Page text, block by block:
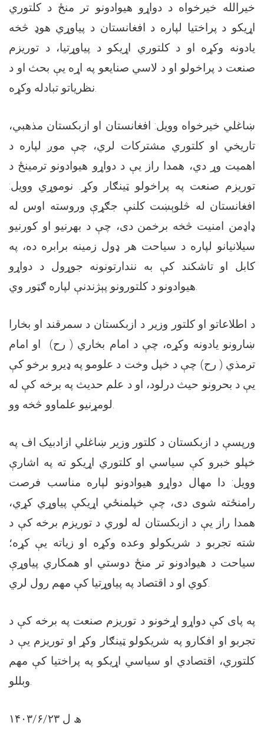
خیرالله خیرخواه د دواړو هيوادونو تر منځ د کلتوري
اړيکو د پراختيا لپاره د افغانستان د پياوړي هوډ څخه
يادونه وکړه او د کلتوري اړيکو د پياوړتيا، د توريزم
صنعت د پراخولو او د لاسي صنایعو په اړه يې بحث او د
نظرياتو تبادله وکړه.
ښاغلي خيرخواه وويل: افغانستان او ازبکستان مذهبي،
تاريخي او کلتوري مشترکات لري، چې موږ لپاره د
اهميت وړ دي، همدا راز يې د دواړو هيوادونو ترمينځ د
توريزم صنعت په پراخولو ټينګار وکړ. نوموړي وويل:
افغانستان له څلوېښت کلنې جګړې وروسته اوس له
ډاډمن امنيت څخه برخمن دی، چې د بهرنيو او کورنيو
سيلانيانو لپاره د سياحت هر ډول زمينه برابره ده، په
کابل او تاشکند کې به نندارتونونه جوړول د دواړو
هيوادونو د کلتورونو پېژندنې لپاره ګټور وي.
د اطلاعاتو او کلتور وزير د ازبکستان د سمرقند او بخارا
ښارونو يادونه وکړه، چې د امام بخاري ( رح) او امام
ترمذي ( رح) چې د خپل وخت د علومو په ډيرو برخو کې
يې د بحرونو حیث درلود، او د علم حدیث په برخه کې له
لومړنيو علماوو څخه وو.
ورپسې د ازبکستان د کلتور وزير ښاغلي ازادبیک اف په
خپلو خبرو کې سياسي او کلتوري اړيکو ته په اشارې
وويل: دا مهال دواړو هيوادونو لپاره مناسب فرصت
رامنځته شوی دی، چې خپلمنځي اړيکې پياوړي کړي،
همدا راز يې د ازبکستان له لوري د توريزم برخه کې د
شته تجربو د شریکولو وعده وکړه او زياته يې کړه؛
سياحت د هيوادونو تر منځ دوستي او همکاري پیاوړې
کوي او د اقتصاد په پياوړتيا کې مهم رول لري.
په پای کې دواړو اړخونو د توريزم صنعت په برخه کې د
تجربو او افکارو په شریکولو ټينګار وکړ او توريزم يې د
کلتوري، اقتصادي او سياسي اړيکو په پراختيا کې مهم
وبللو.
۱۴۰۳/۶/۲۳ ھ ل